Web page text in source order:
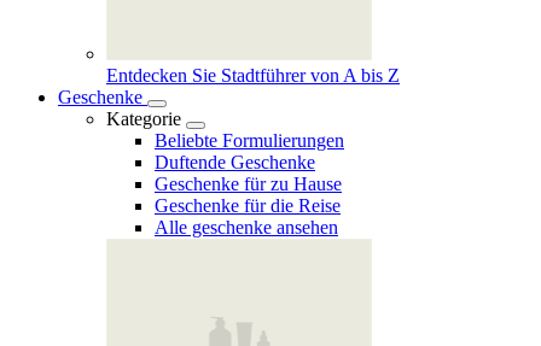
Entdecken Sie Stadtführer von A bis Z
Geschenke
Kategorie
Beliebte Formulierungen
Duftende Geschenke
Geschenke für zu Hause
Geschenke für die Reise
Alle geschenke ansehen